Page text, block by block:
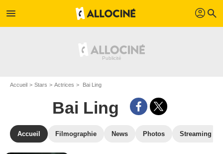
menu profil search
Accueil Stars Actrices Bai Ling
Bai Ling
Accueil Filmographie News Photos Streaming